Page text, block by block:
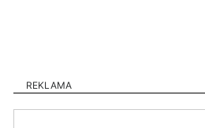
REKLAMA